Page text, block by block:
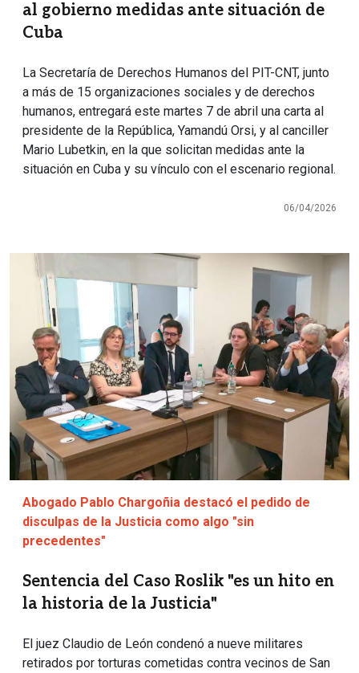
al gobierno medidas ante situación de
Cuba
La Secretaría de Derechos Humanos del PIT-CNT, junto
a más de 15 organizaciones sociales y de derechos
humanos, entregará este martes 7 de abril una carta al
presidente de la República, Yamandú Orsi, y al canciller
Mario Lubetkin, en la que solicitan medidas ante la
situación en Cuba y su vínculo con el escenario regional.
06/04/2026
Imagen
Abogado Pablo Chargoñia destacó el pedido de
disculpas de la Justicia como algo "sin
precedentes"
Sentencia del Caso Roslik "es un hito en
la historia de la Justicia"
El juez Claudio de León condenó a nueve militares
retirados por torturas cometidas contra vecinos de San